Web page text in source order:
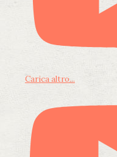
Carica altro...